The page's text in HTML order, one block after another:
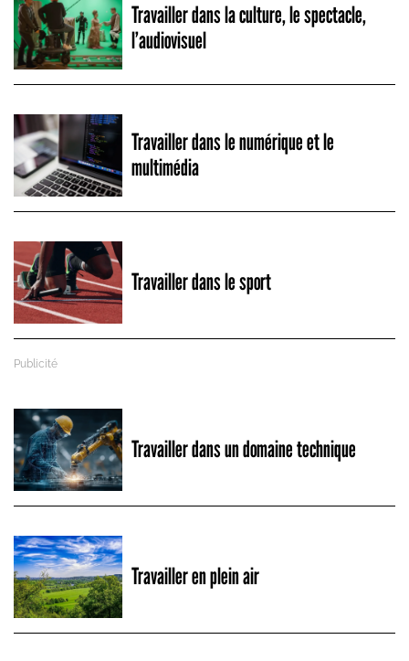
Travailler dans la culture, le spectacle,
l’audiovisuel
Travailler dans le numérique et le
multimédia
Travailler dans le sport
Travailler dans un domaine technique
Travailler en plein air